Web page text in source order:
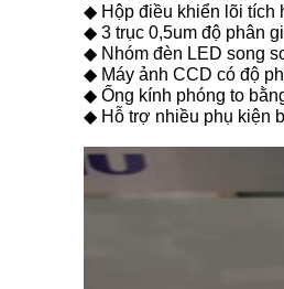
◆ Hộp điều khiển lõi tích
◆ 3 trục 0,5um độ phân
◆ Nhóm đèn LED song
◆ Máy ảnh CCD có độ
◆ Ống kính phóng to
◆ Hỗ trợ nhiều phụ kiện